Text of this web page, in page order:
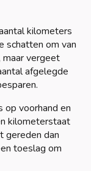
kilometers
schatten om van
maar vergeet
afgelegde
op voorhand en
kilometerstaat
gereden dan
toeslag om